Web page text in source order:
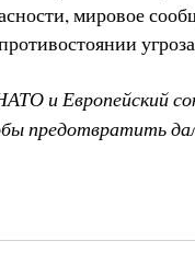
мировое
и Европейский
предотвратить